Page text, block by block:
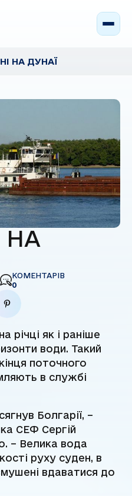
НА ДУНАЇ
НА
КОМЕНТАРІВ
0
річці як і раніше
води. Такий
поточного
в службі
Болгарії, –
СЕФ Сергій
– Велика вода
руху суден, в
вдаватися до